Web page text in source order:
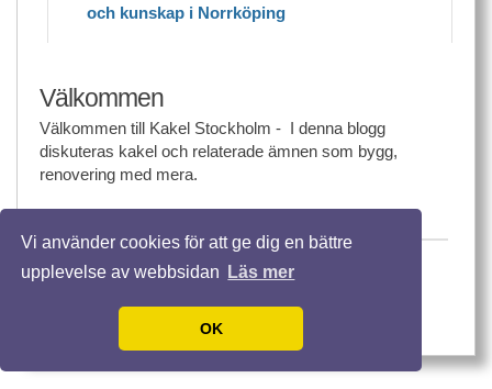
Vi använder cookies för att ge dig en bättre
upplevelse av webbsidan
Läs mer
OK
och kunskap i Norrköping
Välkommen
Välkommen till Kakel Stockholm - I denna blogg
diskuteras kakel och relaterade ämnen som bygg,
renovering med mera.
© 2026 Kakelstockholm.nu. Alla rättigheter
förbehållna.
Template design byAndreas Viklund